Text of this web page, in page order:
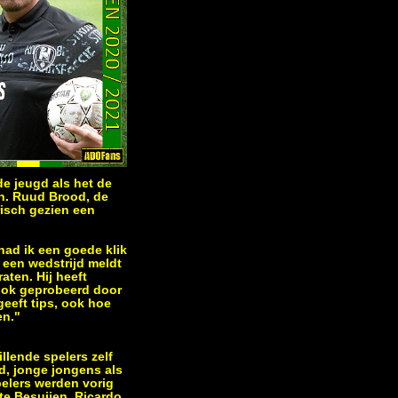
jeugd als het de
Ruud Brood, de
gezien een
ik een goede klik
wedstrijd meldt
Hij heeft
geprobeerd door
tips, ook hoe
spelers zelf
jonge jongens als
werden vorig